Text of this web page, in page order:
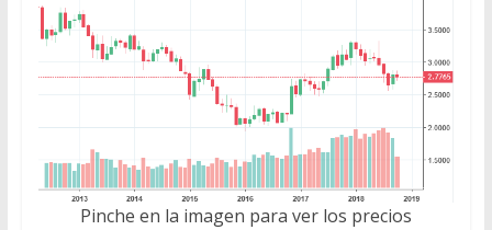
Pinche en la imagen para ver los precios